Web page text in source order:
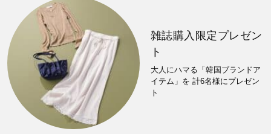
雑誌購入限定プレゼン
ト
大人にハマる「韓国ブランドア
イテム」を 計6名様にプレゼン
ト